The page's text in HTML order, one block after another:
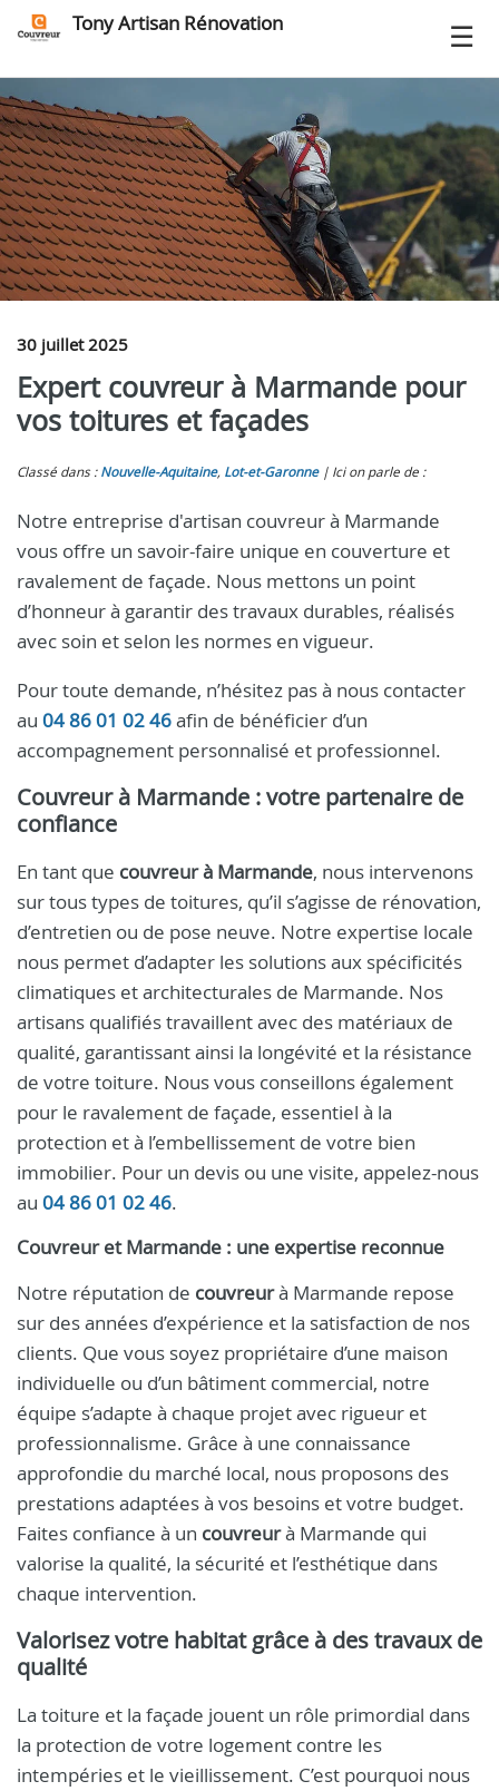
Tony Artisan Rénovation
30 juillet 2025
Expert couvreur à Marmande pour
vos toitures et façades
Classé dans : Nouvelle-Aquitaine, Lot-et-Garonne Ici on parle de :
Notre entreprise d'artisan couvreur à Marmande
vous offre un savoir-faire unique en couverture et
ravalement de façade. Nous mettons un point
d’honneur à garantir des travaux durables, réalisés
avec soin et selon les normes en vigueur.
Pour toute demande, n’hésitez pas à nous contacter
au 04 86 01 02 46afin de bénéficier d’un
accompagnement personnalisé et professionnel.
Couvreur à Marmande : votre partenaire de
confiance
En tant que couvreur à Marmande, nous intervenons
sur tous types de toitures, qu’il s’agisse de rénovation,
d’entretien ou de pose neuve. Notre expertise locale
nous permet d’adapter les solutions aux spécificités
climatiques et architecturales de Marmande. Nos
artisans qualifiés travaillent avec des matériaux de
qualité, garantissant ainsi la longévité et la résistance
de votre toiture. Nous vous conseillons également
pour le ravalement de façade, essentiel à la
protection et à l’embellissement de votre bien
immobilier. Pour un devis ou une visite, appelez-nous
au 04 86 01 02 46.
Couvreur et Marmande : une expertise reconnue
Notre réputation de couvreurà Marmande repose
sur des années d’expérience et la satisfaction de nos
clients. Que vous soyez propriétaire d’une maison
individuelle ou d’un bâtiment commercial, notre
équipe s’adapte à chaque projet avec rigueur et
professionnalisme. Grâce à une connaissance
approfondie du marché local, nous proposons des
prestations adaptées à vos besoins et votre budget.
Faites confiance à un couvreurà Marmande qui
valorise la qualité, la sécurité et l’esthétique dans
chaque intervention.
Valorisez votre habitat grâce à des travaux de
qualité
La toiture et la façade jouent un rôle primordial dans
la protection de votre logement contre les
intempéries et le vieillissement. C’est pourquoi nous